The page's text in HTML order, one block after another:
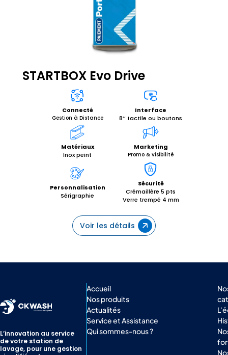
STARTBOX Evo Drive
Interface
8’’ tactile ou boutons
Connecté
Gestion à Distance
Marketing
Promo & visibilité
Matériaux
Inox peint
Sécurité
Crémaillère 5 pts
Verre trempé 4 mm
Personnalisation
Sérigraphie
Voir les détails
L’innovation au service
de votre station de
lavage, pour une gestion
Accueil
Nos produits
Actualités
Service et Assistance
Qui sommes-nous ?